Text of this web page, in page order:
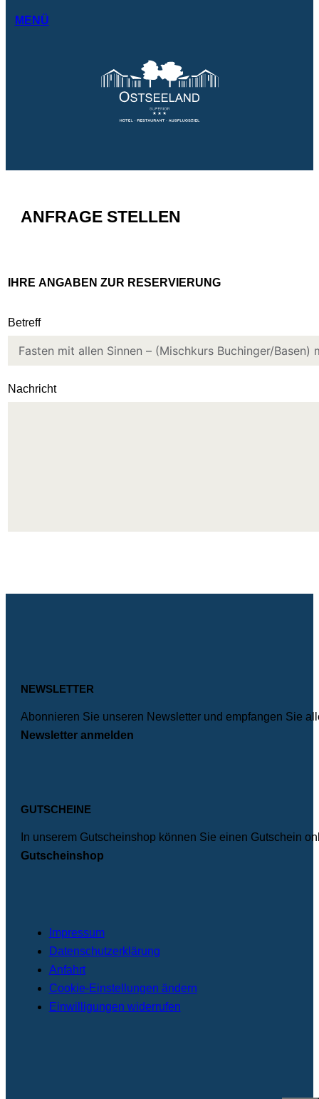
MENÜ
ANFRAGE STELLEN
IHRE ANGABEN ZUR RESERVIERUNG
Betreff
Nachricht
NEWSLETTER
Abonnieren Sie unseren Newsletter und empfangen Sie
Newsletter anmelden
GUTSCHEINE
In unserem Gutscheinshop können Sie einen Gutschein
Gutscheinshop
Impressum
Datenschutzerklärung
Anfahrt
Cookie-Einstellungen ändern
Einwilligungen widerrufen